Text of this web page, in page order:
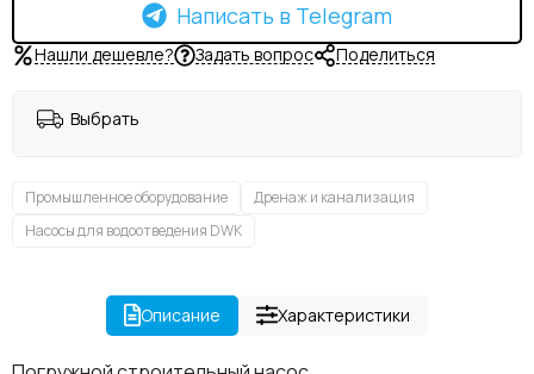
Написать в Telegram
Нашли дешевле? Задать вопрос Поделиться
Выбрать
Промышленное оборудование
Дренаж и канализация
Насосы для водоотведения DWK
Описание Характеристики